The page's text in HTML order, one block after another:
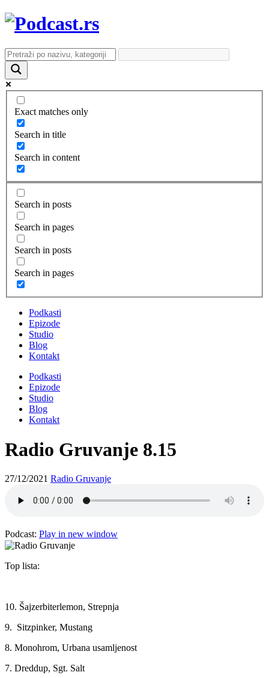
Exact matches only
Search in title
Search in content
Search in posts
Search in pages
Search in posts
Search in pages
Podkasti
Epizode
Studio
Blog
Kontakt
Podkasti
Epizode
Studio
Blog
Kontakt
Radio Gruvanje 8.15
27/12/2021 Radio Gruvanje
Podcast: Play in new window
Top lista:
10. Šajzerbiterlemon, Strepnja
9. Sitzpinker, Mustang
8. Monohrom, Urbana usamljenost
7. Dreddup, Sgt. Salt